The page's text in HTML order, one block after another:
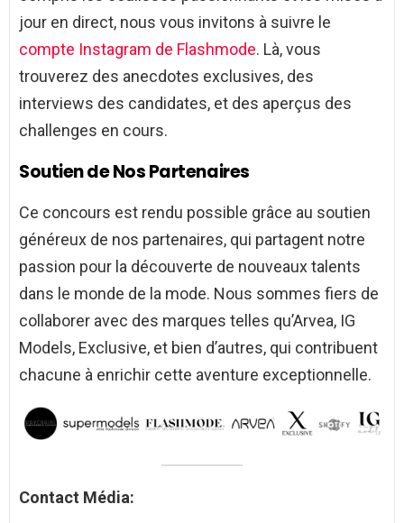
jour en direct, nous vous invitons à suivre le
compte Instagram de Flashmode. Là, vous
trouverez des anecdotes exclusives, des
interviews des candidates, et des aperçus des
challenges en cours.
Soutien de Nos Partenaires
Ce concours est rendu possible grâce au soutien
généreux de nos partenaires, qui partagent notre
passion pour la découverte de nouveaux talents
dans le monde de la mode. Nous sommes fiers de
collaborer avec des marques telles qu’Arvea, IG
Models, Exclusive, et bien d’autres, qui contribuent
chacune à enrichir cette aventure exceptionnelle.
Contact Média: